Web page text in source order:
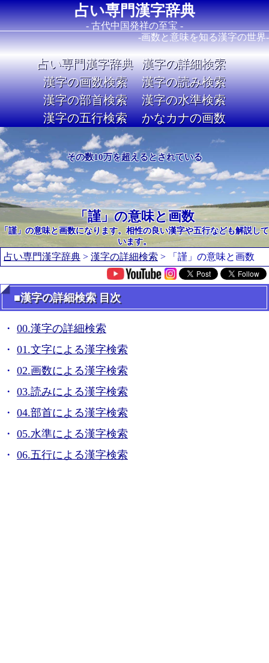
占い専門漢字辞典
- 古代中国発祥の至宝 -
-画数と意味を知る漢字の世界-
占い専門漢字辞典
漢字の詳細検索
漢字の画数検索
漢字の読み検索
漢字の部首検索
漢字の水準検索
漢字の五行検索
かなカナの画数
Image 02
その数10万を超えるとされている
「謹」の意味と画数
「謹」の意味と画数になります。相性の良い漢字や五行なども解説して
います。
占い専門漢字辞典 > 漢字の詳細検索 > 「謹」の意味と画数
■漢字の詳細検索 目次
00.漢字の詳細検索
01.文字による漢字検索
02.画数による漢字検索
03.読みによる漢字検索
04.部首による漢字検索
05.水準による漢字検索
06.五行による漢字検索